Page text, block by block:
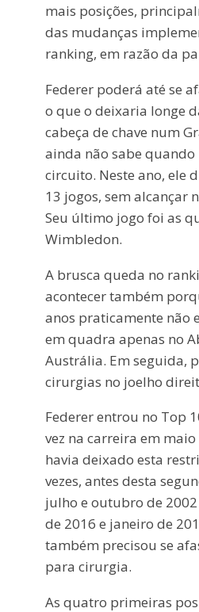
mais posições,
das mudanças
ranking, em razão da
Federer poderá até se
o que o deixaria longe
cabeça de chave num
ainda não sabe
circuito. Neste ano, ele
13 jogos, sem alcançar
Seu último jogo foi as
Wimbledon.
A brusca queda no
acontecer também
anos praticamente não
em quadra apenas no
Austrália. Em seguida,
cirurgias no joelho
Federer entrou no Top
vez na carreira em maio
havia deixado esta
vezes, antes desta
julho e outubro de
de 2016 e janeiro de
também precisou se
para cirurgia.
As quatro primeiras